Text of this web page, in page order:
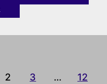
2 3 …
12